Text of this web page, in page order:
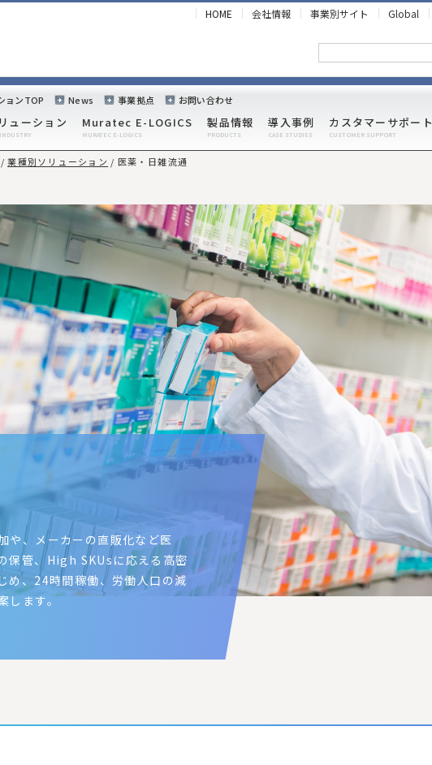
HOME 会社情報 事業別サイト Global
ョンTOP News 事業拠点 お問い合わせ
ューション Muratec E-LOGICS 製品情報 導入事例 カスタマーサポート
業種別ソリューション 医薬・日雑流通
や、メーカーの直販化など医
保管、High SKUsに応える高密
め、24時間稼働、労働人口の減
します。